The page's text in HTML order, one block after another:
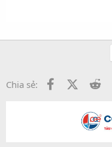
Chia sẻ: Facebook
X